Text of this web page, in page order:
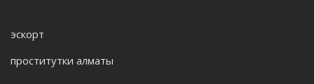
эскорт
проститутки алматы